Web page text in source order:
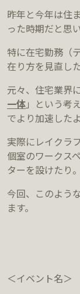
昨年と今年は住
った時期だと思い
特に在宅勤務（
在り方を見直し
元々、住宅業界
一体」という考
でより加速した
実際にレイクラ
個室のワークス
ターを設けたり。
今回、このよう
ます。
＜イベント名＞